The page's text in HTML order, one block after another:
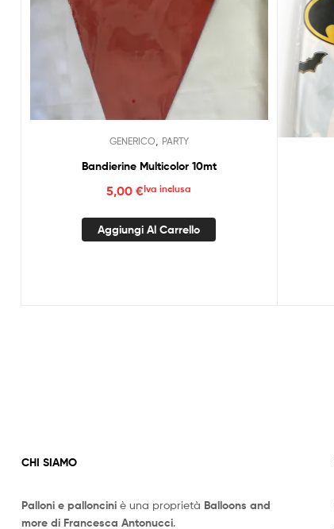
GENERICO PARTY
Bandierine Multicolor 10mt
5,00€Iva inclusa
Aggiungi Al Carrello
CHI SIAMO
Palloni e palloncini è una proprietà Balloons and
more di Francesca Antonucci.